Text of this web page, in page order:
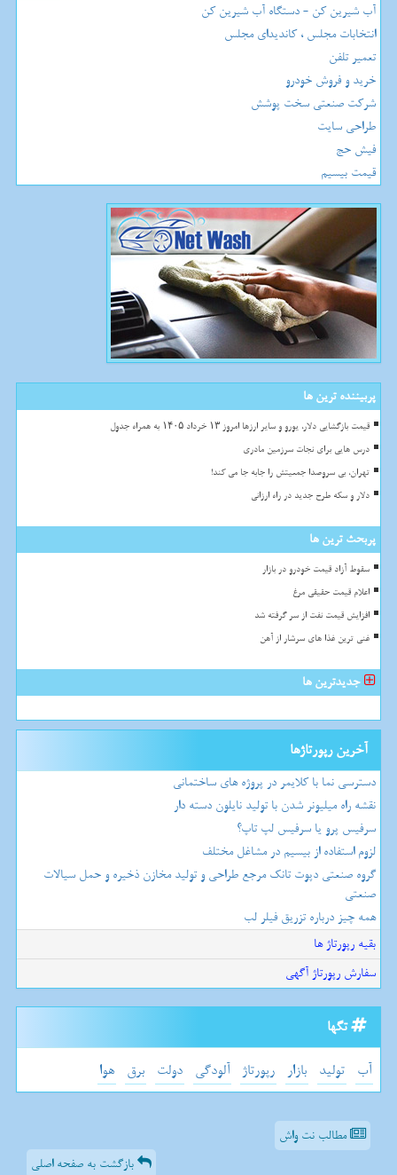
آب شیرین کن - دستگاه آب شیرین کن
انتخابات مجلس ، کاندیدای مجلس
تعمیر تلفن
خرید و فروش خودرو
شرکت صنعتی سخت پوشش
طراحی سایت
فیش حج
قیمت بیسیم
پربیننده ترین ها
قیمت بازگشایی دلار، یورو و سایر ارزها امروز ۱۳ خرداد ۱۴۰۵ به همراه جدول
درس هایی برای نجات سرزمین مادری
تهران، بی سروصدا جمعیتش را جابه جا می کند!
دلار و سکه طرح جدید در راه ارزانی
پربحث ترین ها
سقوط آزاد قیمت خودرو در بازار
اعلام قیمت حقیقی مرغ
افزایش قیمت نفت از سر گرفته شد
غنی ترین غذا های سرشار از آهن
جدیدترین ها
آخرین رپورتاژها
دسترسی نما با کلایمر در پروژه های ساختمانی
نقشه راه میلیونر شدن با تولید نایلون دسته دار
سرفیس پرو یا سرفیس لپ تاپ؟
لزوم استفاده از بیسیم در مشاغل مختلف
گروه صنعتی دپوت تانک مرجع طراحی و تولید مخازن ذخیره و حمل سیالات
صنعتی
همه چیز درباره تزریق فیلر لب
بقیه رپورتاژ ها
سفارش رپورتاژ آگهی
تگها
آب تولید بازار رپورتاژ آلودگی دولت برق هوا
مطالب نت واش
بازگشت به صفحه اصلی